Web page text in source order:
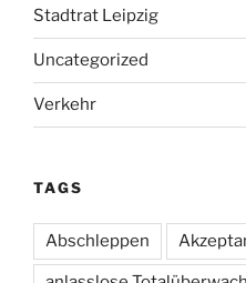
Stadtrat Leipzig
Uncategorized
Verkehr
TAGS
Abschleppen